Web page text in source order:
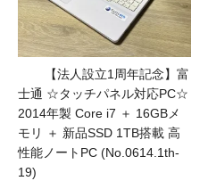
【法人設立1周年記念】富
士通 ☆タッチパネル対応PC☆
2014年製 Core i7 ＋ 16GBメ
モリ ＋ 新品SSD 1TB搭載 高
性能ノートPC (No.0614.1th-
19)